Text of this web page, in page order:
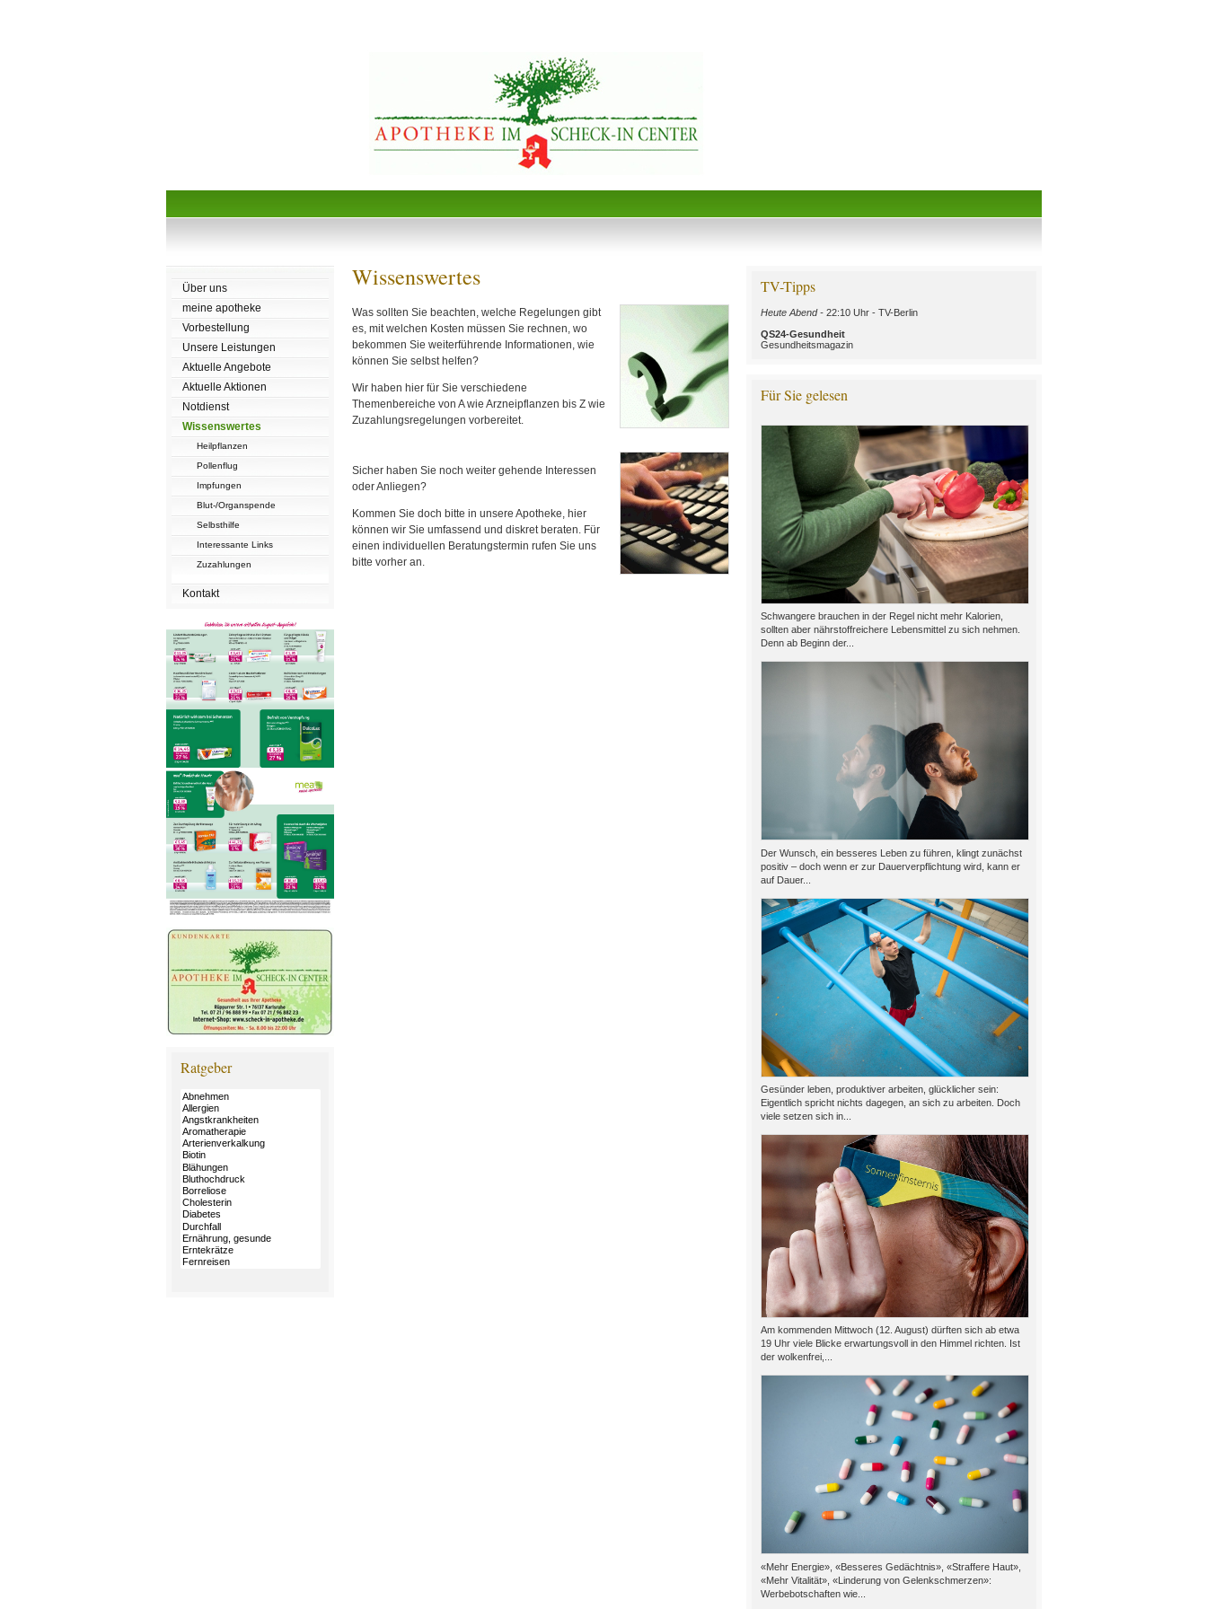
Über uns
meine apotheke
Vorbestellung
Unsere Leistungen
Aktuelle Angebote
Aktuelle Aktionen
Notdienst
Wissenswertes
Heilpflanzen
Pollenflug
Impfungen
Blut-/Organspende
Selbsthilfe
Interessante Links
Zuzahlungen
Kontakt
Ratgeber
Wissenswertes
Was sollten Sie beachten, welche Regelungen gibt
es, mit welchen Kosten müssen Sie rechnen, wo
bekommen Sie weiterführende Informationen, wie
können Sie selbst helfen?
Wir haben hier für Sie verschiedene
Themenbereiche von A wie Arzneipflanzen bis Z wie
Zuzahlungsregelungen vorbereitet.
Sicher haben Sie noch weiter gehende Interessen
oder Anliegen?
Kommen Sie doch bitte in unsere Apotheke, hier
können wir Sie umfassend und diskret beraten. Für
einen individuellen Beratungstermin rufen Sie uns
bitte vorher an.
TV-Tipps
Heute Abend -22:10 Uhr - TV-Berlin
QS24-Gesundheit
Gesundheitsmagazin
Für Sie gelesen
Schwangere brauchen in der Regel nicht mehr Kalorien,
sollten aber nährstoffreichere Lebensmittel zu sich nehmen.
Denn ab Beginn der...
Der Wunsch, ein besseres Leben zu führen, klingt zunächst
positiv – doch wenn er zur Dauerverpflichtung wird, kann er
auf Dauer...
Gesünder leben, produktiver arbeiten, glücklicher sein:
Eigentlich spricht nichts dagegen, an sich zu arbeiten. Doch
viele setzen sich in...
Am kommenden Mittwoch (12. August) dürften sich ab etwa
19 Uhr viele Blicke erwartungsvoll in den Himmel richten. Ist
der wolkenfrei,...
«Mehr Energie», «Besseres Gedächtnis», «Straffere Haut»,
«Mehr Vitalität», «Linderung von Gelenkschmerzen»:
Werbebotschaften wie...